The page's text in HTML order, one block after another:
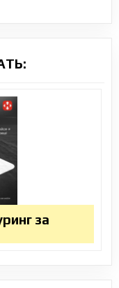
за